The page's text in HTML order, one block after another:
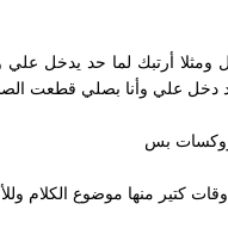
أرتبك لما حد يدخل علي
علي وأنا بصلي قطعت
بس
كتير منها موضوع الكلام